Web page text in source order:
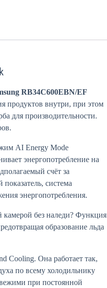
RB34C600EBN/EF
продуктов внутри, при этом
для производительности.
AI Energy Mode
энергопотребление на
счёт за
система
энергопотребления.
камерой без наледи? Функция
образование льда
Cooling. Она работает так,
по всему холодильнику
при постоянной